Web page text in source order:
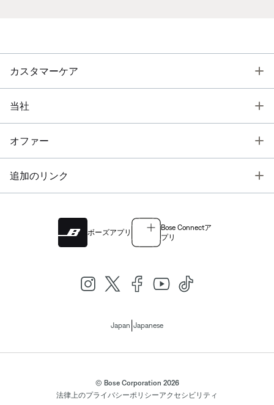
カスタマーケア
当社
オファー
追加のリンク
ボーズアプリ
Bose Connectア
プリ
Japan Japanese
© Bose Corporation 2026
法律上のプライバシーポリシーアクセシビリティ